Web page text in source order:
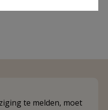
te melden, moet